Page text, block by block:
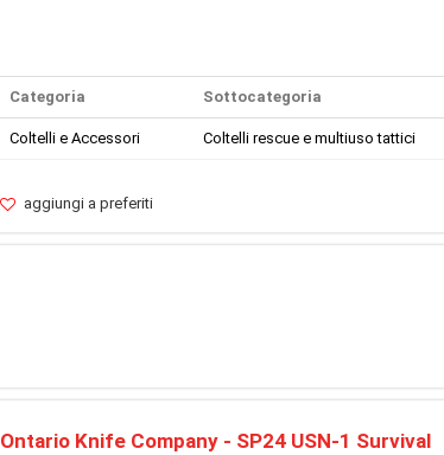
Categoria Sottocategoria
Coltelli e Accessori Coltelli rescue e multiuso tattici
aggiungi a preferiti
Ontario Knife Company - SP24 USN-1 Survival